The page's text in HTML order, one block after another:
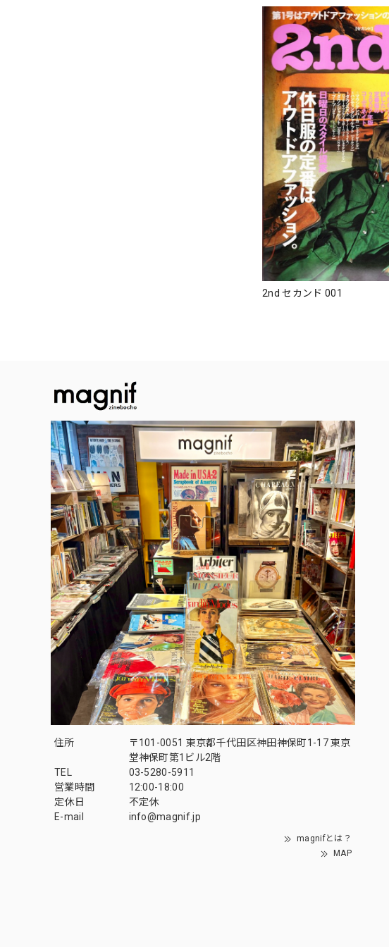
2nd セカンド 001
住所
〒101-0051 東京都千代田区神田神保町1-17 東京
堂神保町第1ビル2階
TEL
03-5280-5911
営業時間
12:00-18:00
定休日
不定休
E-mail
info@magnif.jp
magnifとは？
MAP